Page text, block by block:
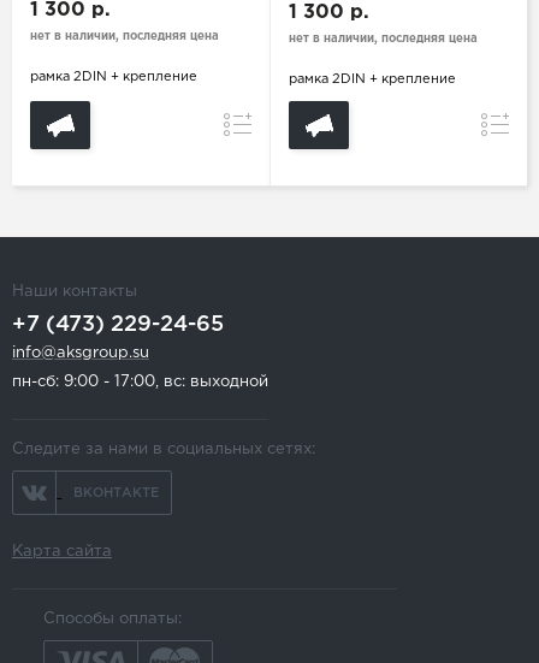
1 300 р.
нет в наличии, последняя цена
рамка 2DIN + крепление
Сравнение
1 300 р.
нет в наличии, последняя цена
рамка 2DIN + крепление
Наши контакты
+7 (473) 229-24-65
info@aksgroup.su
пн-сб: 9:00 - 17:00, вс: выходной
Следите за нами в социальных сетях:
ВКОНТАКТЕ
Карта сайта
Способы оплаты: